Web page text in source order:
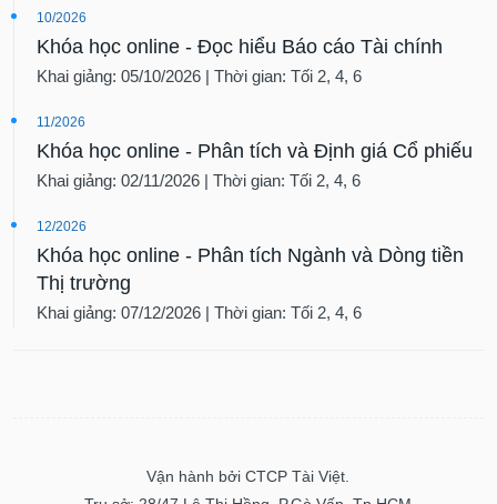
10/2026
Khóa học online - Đọc hiểu Báo cáo Tài chính
Khai giảng: 05/10/2026 | Thời gian: Tối 2, 4, 6
11/2026
Khóa học online - Phân tích và Định giá Cổ phiếu
Khai giảng: 02/11/2026 | Thời gian: Tối 2, 4, 6
12/2026
Khóa học online - Phân tích Ngành và Dòng tiền
Thị trường
Khai giảng: 07/12/2026 | Thời gian: Tối 2, 4, 6
Vận hành bởi CTCP Tài Việt.